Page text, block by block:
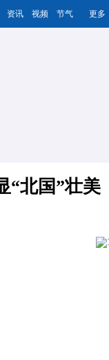
资讯 视频 节气 更多
“北国”壮美